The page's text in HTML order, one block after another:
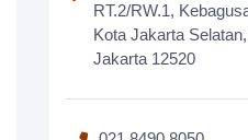
RT.2/RW.1,
Kota Jakarta
Jakarta 12520